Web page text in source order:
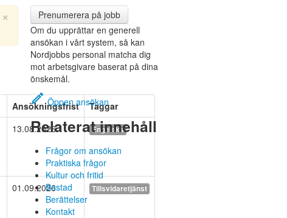
×
Ansökningsfrist
Taggar
13.08.2026 Engelska
01.09.2026 Tillsvidaretjänst
Prenumerera på jobb
Om du upprättar en generell
ansökan i vårt system, så kan
Nordjobbs personal matcha dig
mot arbetsgivare baserat på dina
önskemål.
editÖppen ansökan
Relaterat innehåll
Frågor om ansökan
Praktiska frågor
Kultur och fritid
Bostad
Berättelser
Kontakt